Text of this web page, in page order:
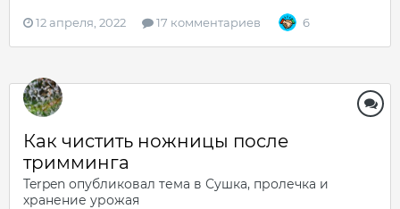
12 апреля, 2022 17 комментариев 6
Как чистить ножницы после
тримминга
Terpen опубликовал тема в Сушка, пролечка и
хранение урожая